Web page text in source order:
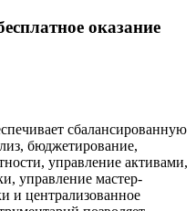
оказание
сбалансированную
бюджетирование,
управление активами,
управление мастер-
и централизованное